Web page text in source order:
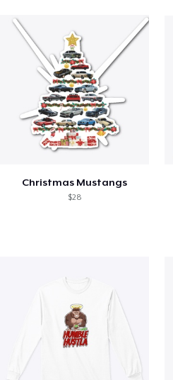
Christmas Mustangs
$28